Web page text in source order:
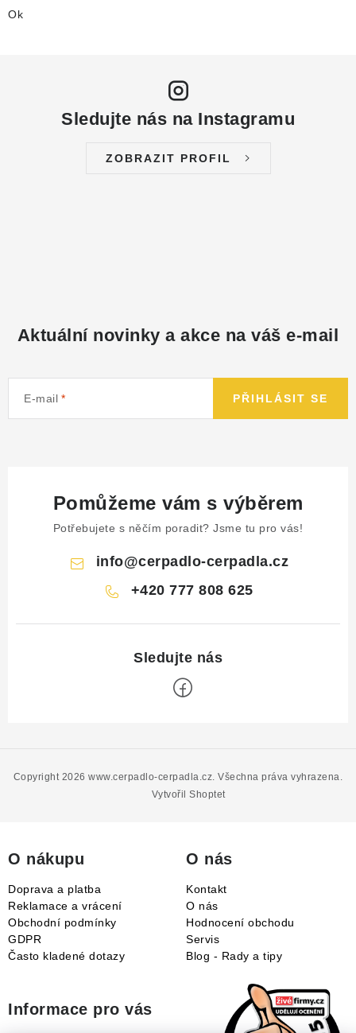
Ok
Sledujte nás na Instagramu
ZOBRAZIT PROFIL
Aktuální novinky a akce na váš e-mail
E-mail PŘIHLÁSIT SE
Pomůžeme vám s výběrem
Potřebujete s něčím poradit? Jsme tu pro vás!
info@cerpadlo-cerpadla.cz
+420 777 808 625
Vytvořil Shoptet
Copyright 2026www.cerpadlo-cerpadla.cz. Všechna práva vyhrazena.
O nákupu
Doprava a platba
Reklamace a vrácení
Obchodní podmínky
GDPR
Často kladené dotazy
O nás
Kontakt
O nás
Hodnocení obchodu
Servis
Blog - Rady a tipy
Informace pro vás